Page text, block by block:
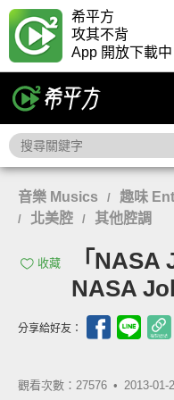
希平方
攻其不背
App 開放下載中
音樂 Musics / 趣味
/ 北美腔 / 其他腔調
收藏
「
NASA
分享給好友：
觀看次數：27576 • 2013-01-